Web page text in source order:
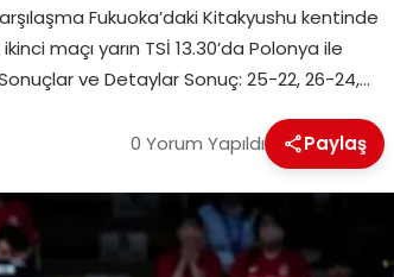
Fukuoka’daki Kitakyushu kentinde
maçı yarın TSİ 13.30’da Polonya ile
ve Detaylar Sonuç: 25-22, 26-24,…
0 Yorum Yapıldı Paylaş